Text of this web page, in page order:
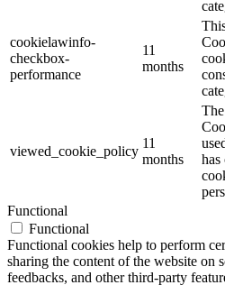
cookielawinfo-
checkbox-
performance
11
months
viewed_cookie_policy
11
months
has
Functional
Functional
Functional cookies help to perform
sharing the content of the website on
feedbacks, and other third-party